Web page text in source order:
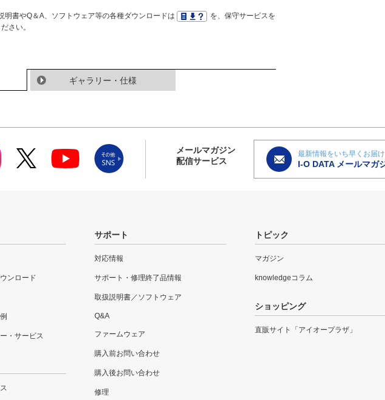
書やQ＆A、ソフトウェア等の各種ダウンロードは
を、保守サービスを
さい。
ギャラリー・仕様
メールマガジン
配信サービス
最新情報をいち早くお届け
I-O DATA メールマガ
ンロード
・サービス
サポート
対応情報
サポート・修理終了品情報
取扱説明書／ソフトウェア
Q&A
ファームウェア
購入前お問い合わせ
購入後お問い合わせ
修理
トピック
マガジン
knowledgeコラム
ショッピング
直販サイト「アイオープラザ」